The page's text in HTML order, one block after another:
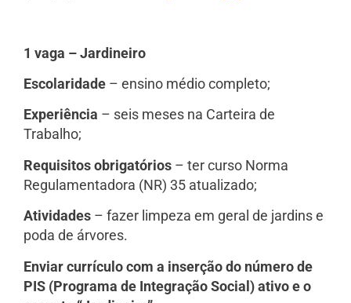
1 vaga – Jardineiro
Escolaridade – ensino médio completo;
Experiência – seis meses na Carteira de
Trabalho;
Requisitos obrigatórios – ter curso Norma
Regulamentadora (NR) 35 atualizado;
Atividades – fazer limpeza em geral de jardins e
poda de árvores.
Enviar currículo com a inserção do número de
PIS (Programa de Integração Social) ativo e o